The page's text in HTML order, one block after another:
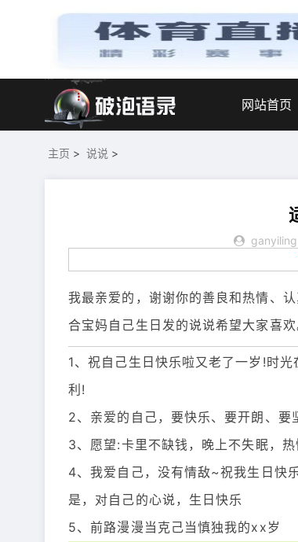
网站首页
主页 > 说说 >
ganyiling
我最亲爱的，谢谢你的善良和热情、
合宝妈自己生日发的说说希望大家喜欢
1、祝自己生日快乐啦又老了一岁!时
利!
2、亲爱的自己，要快乐、要开朗、要
3、愿望:卡里不缺钱，晚上不失眠，热
4、我爱自己，没有情敌~祝我生日快
是，对自己的心说，生日快乐
5、前路漫漫当克己当慎独我的xx岁